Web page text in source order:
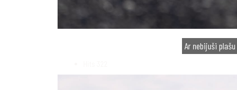
Ar nebijuši